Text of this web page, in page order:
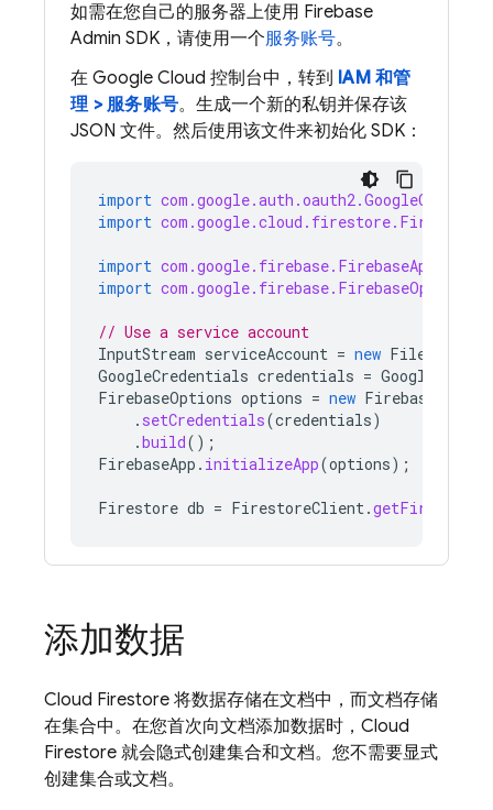
如需在您自己的服务器上使用 Firebase
Admin SDK，请使用一个服务账号。
在 Google Cloud 控制台中，转到 IAM 和管
理 > 服务账号。生成一个新的私钥并保存该
JSON 文件。然后使用该文件来初始化 SDK：
import
import com.google.cloud.firestore.Firestore
import com.google.firebase.FirebaseApp
import com.google.firebase.FirebaseOptions
// Use a service account
InputStream serviceAccount = new
GoogleCredentials credentials =
FirebaseOptions options = new
. setCredentials(credentials)
.build();
FirebaseApp . initializeApp(options);
Firestore db = FirestoreClient.getFirestore
添加数据
Cloud Firestore 将数据存储在文档中，而文档存储
在集合中。在您首次向文档添加数据时， Cloud
Firestore 就会隐式创建集合和文档。您不需要显式
创建集合或文档。